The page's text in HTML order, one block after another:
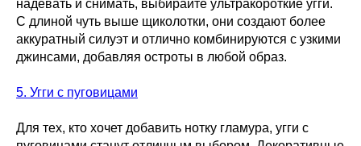
надевать и снимать, выбирайте ультракороткие угги.
С длиной чуть выше щиколотки, они создают более
аккуратный силуэт и отлично комбинируются с узкими
джинсами, добавляя остроты в любой образ.
5. Угги с пуговицами
Для тех, кто хочет добавить нотку гламура, угги с